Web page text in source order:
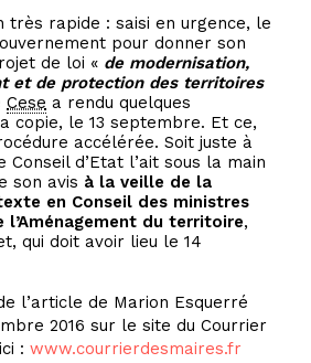
très rapide : saisi en urgence, le
pour donner son
de loi « de modernisation,
et de protection des territoires
Cese a rendu quelques
copie, le 13 septembre. Et ce,
accélérée. Soit juste à
d’Etat l’ait sous la main
son avis à la veille de la
en Conseil des ministres
du territoire,
qui doit avoir lieu le 14
l’article de Marion Esquerré
2016 sur le site du Courrier
: www.courrierdesmaires.fr